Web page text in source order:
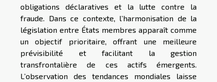
obligations déclaratives et la lutte contre la
fraude. Dans ce contexte, l’harmonisation de la
législation entre États membres apparaît comme
un objectif prioritaire, offrant une meilleure
prévisibilité et facilitant la gestion
transfrontalière de ces actifs émergents.
L’observation des tendances mondiales laisse